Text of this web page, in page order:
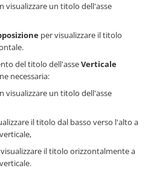
visualizzare un titolo dell'asse
per visualizzare il titolo
del titolo dell'asseVerticale
necessaria:
visualizzare un titolo dell'asse
il titolo dal basso verso l'alto a
il titolo orizzontalmente a